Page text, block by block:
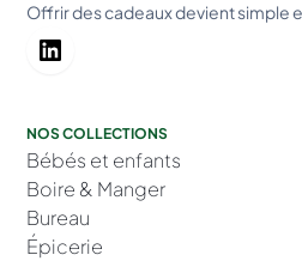
Offrir des cadeaux devient simple
NOS COLLECTIONS
Bébés et enfants
Boire & Manger
Bureau
Épicerie